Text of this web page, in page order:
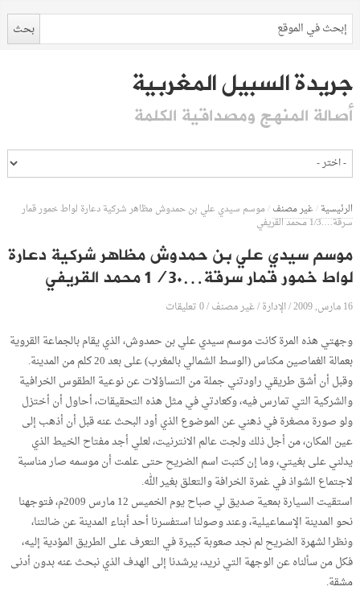
جريدة السبيل المغربية
أصالة المنهج ومصداقية الكلمة
الرئيسية/غير مصنف/موسم سيدي علي بن حمدوش مظاهر شركية دعارة لواط خمور قمار
سرقة….1/3 محمد القريفي
موسم سيدي علي بن حمدوش مظاهر شركية دعارة
لواط خمور قمار سرقة….1/3 محمد القريفي
16 مارس, 2009 /الإدارة/غير مصنف/0 تعليقات
وجهتي هذه المرة كانت موسم سيدي علي بن حمدوش، الذي يقام بالجماعة القروية
بعمالة الغماصين مكناس (الوسط الشمالي بالمغرب) على بعد 20 كلم من المدينة.
وقبل أن أشق طريقي راودتني جملة من التساؤلات عن نوعية الطقوس الخرافية
والشركية التي تمارس فيه، وكعادتي في مثل هذه التحقيقات، أحاول أن أختزل
ولو صورة مصغرة في ذهني عن الموضوع الذي أود البحث عنه قبل أن أذهب إلى
عين المكان، من أجل ذلك ولجت عالم الانترنيت، لعلي أجد مفتاح الخيط الذي
يدلني على بغيتي، وما إن كتبت اسم الضريح حتى علمت أن موسمه صار مناسبة
لاجتماع الشواذ في غمرة الخرافة والتعلق بغير الله.
استقيت السيارة بمعية صديق لي صباح يوم الخميس 12 مارس 2009م، فتوجهنا
نحو المدينة الإسماعيلية، وعند وصولنا استفسرنا أحد أبناء المدينة عن ضالتنا،
ونظرا لشهرة الضريح لم نجد صعوبة كبيرة في التعرف على الطريق المؤدية إليه،
فكل من سألناه عن الوجهة التي نريد، يرشدنا إلى الهدف الذي نبحث عنه بدون أدنى
مشقة.